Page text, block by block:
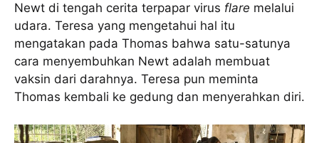
Newt di tengah cerita terpapar virus flare melalui
udara. Teresa yang mengetahui hal itu
mengatakan pada Thomas bahwa satu-satunya
cara menyembuhkan Newt adalah membuat
vaksin dari darahnya. Teresa pun meminta
Thomas kembali ke gedung dan menyerahkan diri.